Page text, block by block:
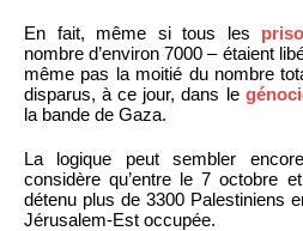
En fait, même si tous les
nombre d’environ 7000 – étaient
même pas la moitié du nombre
disparus, à ce jour, dans le
la bande de Gaza.
La logique peut sembler
considère qu’entre le 7 octobre
détenu plus de 3300 Palestiniens
Jérusalem-Est occupée.